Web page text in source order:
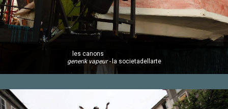
les canons
generik vapeur -la societadellarte